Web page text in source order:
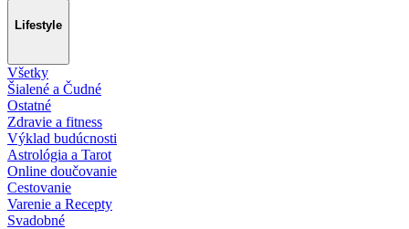
Lifestyle
Všetky
Šialené a Čudné
Ostatné
Zdravie a fitness
Výklad budúcnosti
Astrológia a Tarot
Online doučovanie
Cestovanie
Varenie a Recepty
Svadobné